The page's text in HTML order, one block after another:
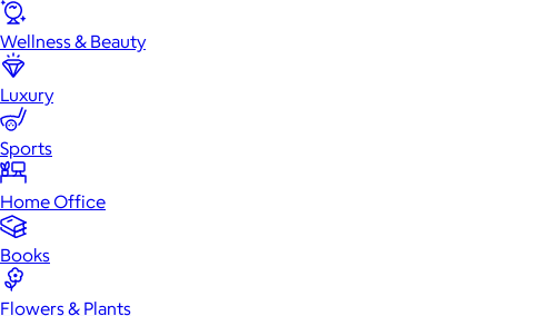
Wellness & Beauty
Luxury
Sports
Home Office
Books
Flowers & Plants